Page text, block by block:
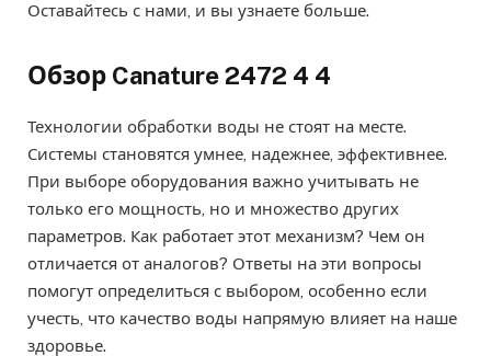
Оставайтесь с нами, и вы узнаете больше.
Обзор Canature 2472 4 4
Технологии обработки воды не стоят на месте.
Системы становятся умнее, надежнее, эффективнее.
При выборе оборудования важно учитывать не
только его мощность, но и множество других
параметров. Как работает этот механизм? Чем он
отличается от аналогов? Ответы на эти вопросы
помогут определиться с выбором, особенно если
учесть, что качество воды напрямую влияет на наше
здоровье.